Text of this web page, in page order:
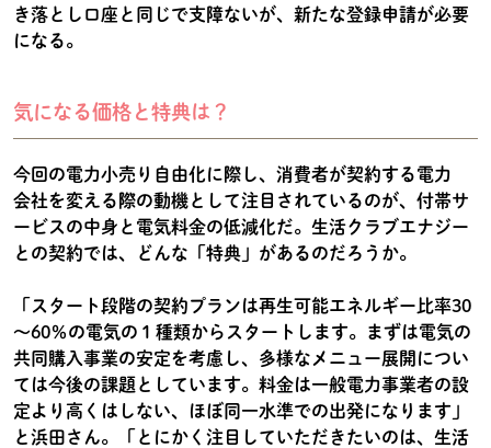
き落とし口座と同じで支障ないが、新たな登録申請が必要
になる。
気になる価格と特典は？
今回の電力小売り自由化に際し、消費者が契約する電力
会社を変える際の動機として注目されているのが、付帯サ
ービスの中身と電気料金の低減化だ。生活クラブエナジー
との契約では、どんな「特典」があるのだろうか。
「スタート段階の契約プランは再生可能エネルギー比率30
～60％の電気の１種類からスタートします。まずは電気の
共同購入事業の安定を考慮し、多様なメニュー展開につい
ては今後の課題としています。料金は一般電力事業者の設
定より高くはしない、ほぼ同一水準での出発になります」
と浜田さん。「とにかく注目していただきたいのは、生活